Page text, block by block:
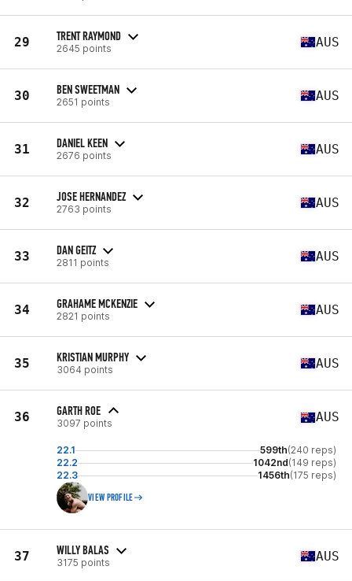
29 TRENT RAYMOND
2645 points AUS
30 BEN SWEETMAN
2651 points AUS
31 DANIEL KEEN
2676 points AUS
32 JOSE HERNANDEZ
2763 points AUS
33 DAN GEITZ
2811 points AUS
34 GRAHAME MCKENZIE
2821 points AUS
35 KRISTIAN MURPHY
3064 points AUS
36 GARTH ROE
3097 points AUS
22.1 599th(240 reps)
22.2
1042nd(149 reps)
22.3
1456th(175 reps)
VIEW PROFILE
37 WILLY BALAS
3175 points AUS